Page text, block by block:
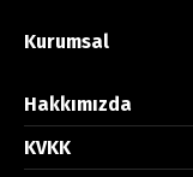
Kurumsal
Hakkımızda
KVKK